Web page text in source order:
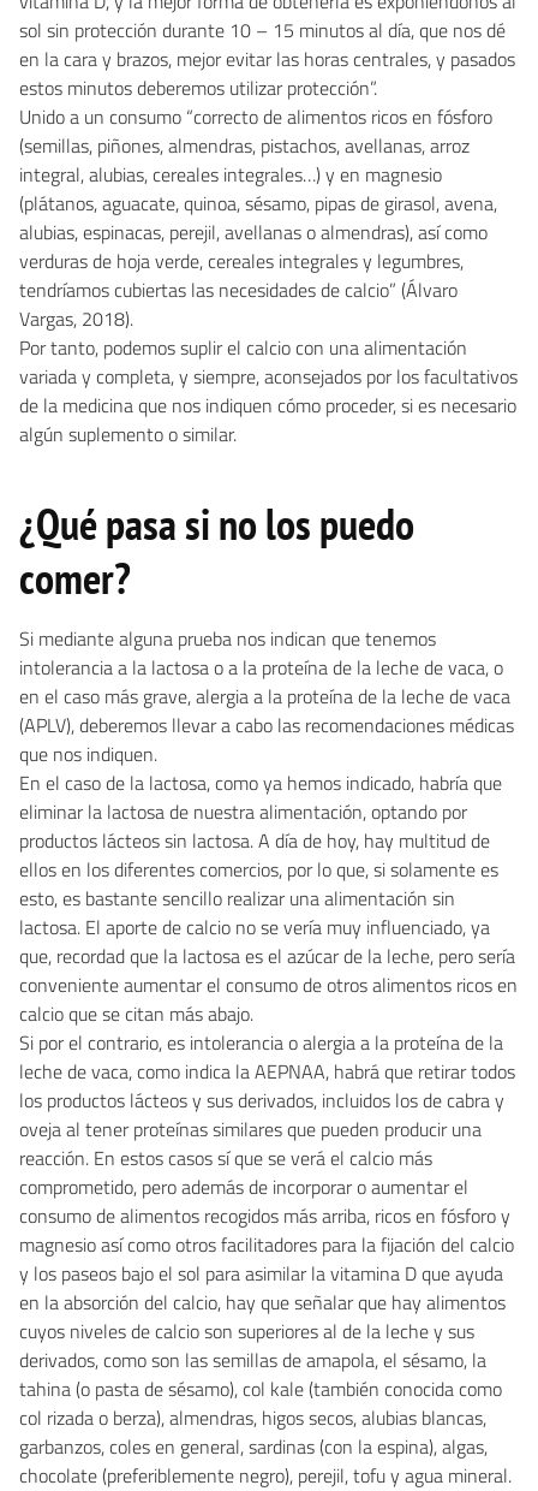
sol sin protección durante 10 – 15 minutos al día, que nos dé
en la cara y brazos, mejor evitar las horas centrales, y pasados
estos minutos deberemos utilizar protección”.
Unido a un consumo “correcto de alimentos ricos en fósforo
(semillas, piñones, almendras, pistachos, avellanas, arroz
integral, alubias, cereales integrales…) y en magnesio
(plátanos, aguacate, quinoa, sésamo, pipas de girasol, avena,
alubias, espinacas, perejil, avellanas o almendras), así como
verduras de hoja verde, cereales integrales y legumbres,
tendríamos cubiertas las necesidades de calcio” (Álvaro
Vargas, 2018).
Por tanto, podemos suplir el calcio con una alimentación
variada y completa, y siempre, aconsejados por los facultativos
de la medicina que nos indiquen cómo proceder, si es necesario
algún suplemento o similar.
¿Qué pasa si no los puedo
comer?
Si mediante alguna prueba nos indican que tenemos
intolerancia a la lactosa o a la proteína de la leche de vaca, o
en el caso más grave, alergia a la proteína de la leche de vaca
(APLV), deberemos llevar a cabo las recomendaciones médicas
que nos indiquen.
En el caso de la lactosa, como ya hemos indicado, habría que
eliminar la lactosa de nuestra alimentación, optando por
productos lácteos sin lactosa. A día de hoy, hay multitud de
ellos en los diferentes comercios, por lo que, si solamente es
esto, es bastante sencillo realizar una alimentación sin
lactosa. El aporte de calcio no se vería muy influenciado, ya
que, recordad que la lactosa es el azúcar de la leche, pero sería
conveniente aumentar el consumo de otros alimentos ricos en
calcio que se citan más abajo.
Si por el contrario, es intolerancia o alergia a la proteína de la
leche de vaca, como indica la AEPNAA, habrá que retirar todos
los productos lácteos y sus derivados, incluidos los de cabra y
oveja al tener proteínas similares que pueden producir una
reacción. En estos casos sí que se verá el calcio más
comprometido, pero además de incorporar o aumentar el
consumo de alimentos recogidos más arriba, ricos en fósforo y
magnesio así como otros facilitadores para la fijación del calcio
y los paseos bajo el sol para asimilar la vitamina D que ayuda
en la absorción del calcio, hay que señalar que hay alimentos
cuyos niveles de calcio son superiores al de la leche y sus
derivados, como son las semillas de amapola, el sésamo, la
tahina (o pasta de sésamo), col kale (también conocida como
col rizada o berza), almendras, higos secos, alubias blancas,
garbanzos, coles en general, sardinas (con la espina), algas,
chocolate (preferiblemente negro), perejil, tofu y agua mineral.